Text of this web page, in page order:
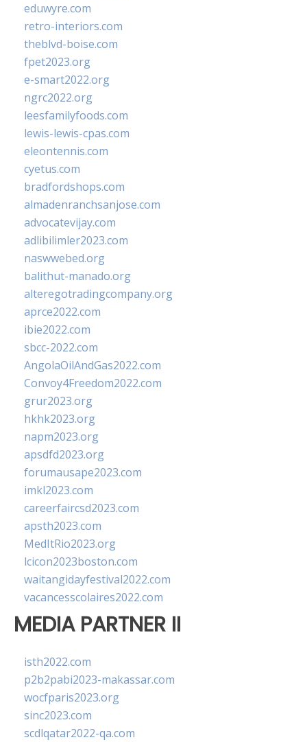
eduwyre.com
retro-interiors.com
theblvd-boise.com
fpet2023.org
e-smart2022.org
ngrc2022.org
leesfamilyfoods.com
lewis-lewis-cpas.com
eleontennis.com
cyetus.com
bradfordshops.com
almadenranchsanjose.com
advocatevijay.com
adlibilimler2023.com
naswwebed.org
balithut-manado.org
alteregotradingcompany.org
aprce2022.com
ibie2022.com
sbcc-2022.com
AngolaOilAndGas2022.com
Convoy4Freedom2022.com
grur2023.org
hkhk2023.org
napm2023.org
apsdfd2023.org
forumausape2023.com
imkl2023.com
careerfaircsd2023.com
apsth2023.com
MedItRio2023.org
lcicon2023boston.com
waitangidayfestival2022.com
vacancesscolaires2022.com
MEDIA PARTNER II
isth2022.com
p2b2pabi2023-makassar.com
wocfparis2023.org
sinc2023.com
scdlqatar2022-qa.com